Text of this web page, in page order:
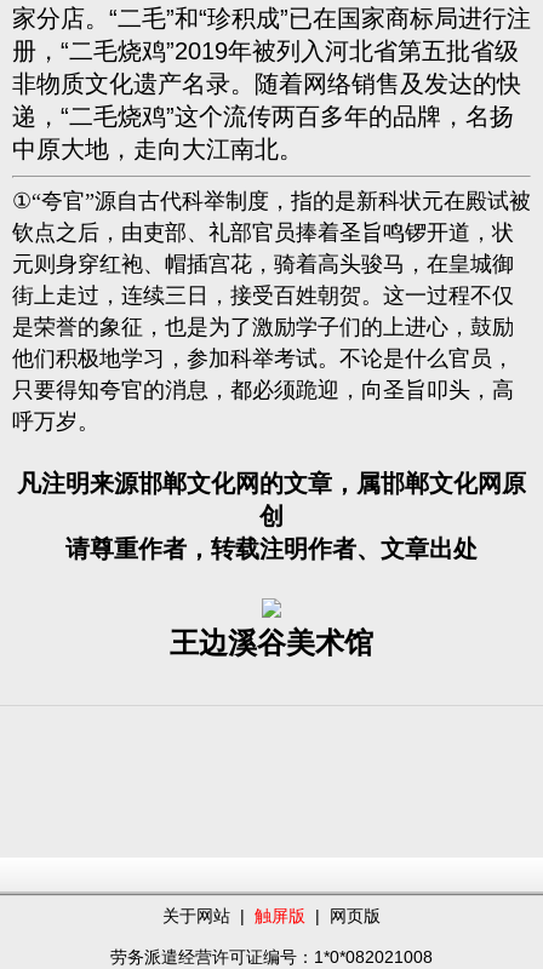
家分店。“二毛”和“珍积成”已在国家商标局进行注
册，“二毛烧鸡”2019年被列入河北省第五批省级
非物质文化遗产名录。随着网络销售及发达的快
递，“二毛烧鸡”这个流传两百多年的品牌，名扬
中原大地，走向大江南北。
①“夸官”源自古代科举制度，指的是新科状元在殿试被
钦点之后，由吏部、礼部官员捧着圣旨鸣锣开道，状
元则身穿红袍、帽插宫花，骑着高头骏马，在皇城御
街上走过，连续三日，接受百姓朝贺。这一过程不仅
是荣誉的象征，也是为了激励学子们的上进心，鼓励
他们积极地学习，参加科举考试。不论是什么官员，
只要得知夸官的消息，都必须跪迎，向圣旨叩头，高
呼万岁。
凡注明来源邯郸文化网的文章，属邯郸文化网原
创
请尊重作者，转载注明作者、文章出处
王边溪谷美术馆
关于网站 | 触屏版 | 网页版
劳务派遣经营许可证编号：1*0*082021008